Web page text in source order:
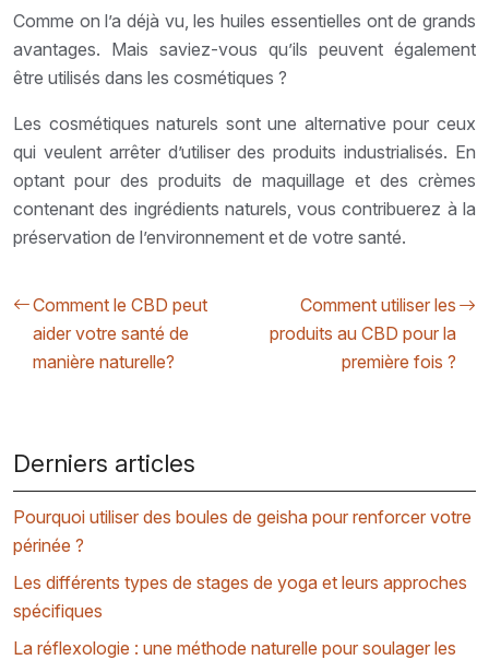
Comme on l’a déjà vu, les huiles essentielles ont de grands
avantages. Mais saviez-vous qu’ils peuvent également
être utilisés dans les cosmétiques ?
Les cosmétiques naturels sont une alternative pour ceux
qui veulent arrêter d’utiliser des produits industrialisés. En
optant pour des produits de maquillage et des crèmes
contenant des ingrédients naturels, vous contribuerez à la
préservation de l’environnement et de votre santé.
Comment le CBD peut
aider votre santé de
manière naturelle?
Comment utiliser les
produits au CBD pour la
première fois ?
Derniers articles
Pourquoi utiliser des boules de geisha pour renforcer votre
périnée ?
Les différents types de stages de yoga et leurs approches
spécifiques
La réflexologie : une méthode naturelle pour soulager les